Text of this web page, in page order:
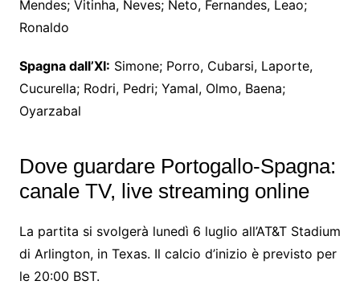
Mendes; Vitinha, Neves; Neto, Fernandes, Leao;
Ronaldo
Spagna dall’XI: Simone; Porro, Cubarsi, Laporte,
Cucurella; Rodri, Pedri; Yamal, Olmo, Baena;
Oyarzabal
Dove guardare Portogallo-Spagna:
canale TV, live streaming online
La partita si svolgerà lunedì 6 luglio all’AT&T Stadium
di Arlington, in Texas. Il calcio d’inizio è previsto per
le 20:00 BST.